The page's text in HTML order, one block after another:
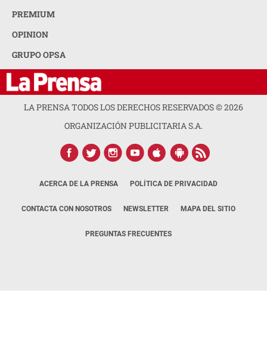
PREMIUM
OPINION
GRUPO OPSA
LA PRENSA TODOS LOS DERECHOS RESERVADOS ©2026
ORGANIZACIÓN PUBLICITARIA S.A.
ACERCA DE LA PRENSA POLÍTICA DE PRIVACIDAD
CONTACTA CON NOSOTROS NEWSLETTER MAPA DEL SITIO
PREGUNTAS FRECUENTES